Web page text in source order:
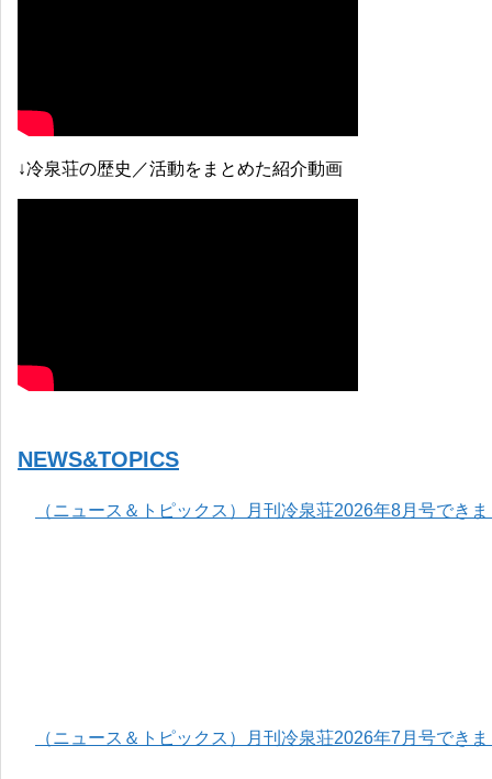
↓冷泉荘の歴史／活動をまとめた紹介動画
NEWS&TOPICS
（ニュース＆トピックス）月刊冷泉荘2026年8月号でき
（ニュース＆トピックス）月刊冷泉荘2026年7月号でき